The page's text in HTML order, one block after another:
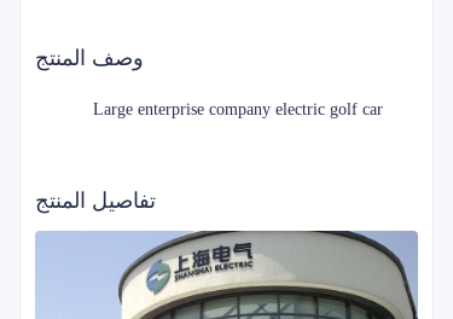
وصف المنتج
Large enterprise company electric golf car
تفاصيل المنتج